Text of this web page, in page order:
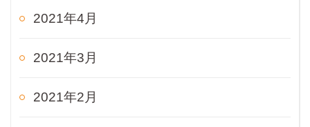
2021年4月
2021年3月
2021年2月